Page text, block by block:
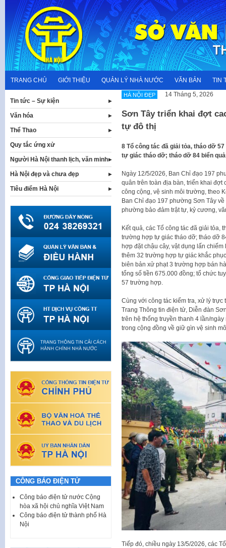
content
TRANG CHỦ GIỚI THIỆU QUẢN LÝ NHÀ NƯỚC VĂN BẢN TIN
HÀ NỘI ĐẸP 14 Tháng 5, 2026
Sơn Tây triển khai đợt
tự đô thị
8 Tổ công tác đã giải tỏa, tháo dỡ
tự giác tháo dỡ; tháo dỡ 84 biển
Ngày 12/5/2026, Ban Chỉ đạo 197
quân trên toàn địa bàn, triển khai đợt
công cộng, vệ sinh môi trường, theo
Ban Chỉ đạo 197 phường Sơn Tây
phường bảo đảm trật tự, kỷ cương,
Kết quả, các Tổ công tác đã giải tỏa,
trường hợp tự giác tháo dỡ; tháo dỡ
hợp đặt chậu cây, vật dụng lấn
thêm 32 trường hợp tự giác khắc
biên bản xử phạt 3 trường hợp bán
tổng số tiền 675.000 đồng; tổ chức
57 trường hợp.
Cùng với công tác kiểm tra, xử lý
Trang Thông tin điện tử, Diễn đàn
trên hệ thống truyền thanh 4 lần/
trong cộng đồng về giữ gìn vệ sinh
Tiếp đó, chiều ngày 13/5/2026, các
Tin tức – Sự kiện
Văn hóa
Thể Thao
Quy tắc ứng xử
Người Hà Nội thanh lịch, văn minh
Hà Nội đẹp và chưa đẹp
Tiêu điểm Hà Nội
CÔNG BÁO ĐIỆN TỬ
Công báo điện tử nước Cộng
hòa xã hội chủ nghĩa Việt Nam
Công báo điện tử thành phố Hà
Nội